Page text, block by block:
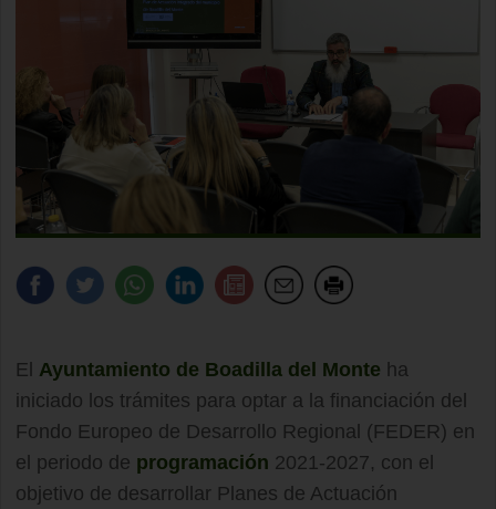
El Ayuntamiento de Boadilla del Monte ha
iniciado los trámites para optar a la financiación del
Fondo Europeo de Desarrollo Regional (FEDER) en
el periodo de programación 2021-2027, con el
objetivo de desarrollar Planes de Actuación